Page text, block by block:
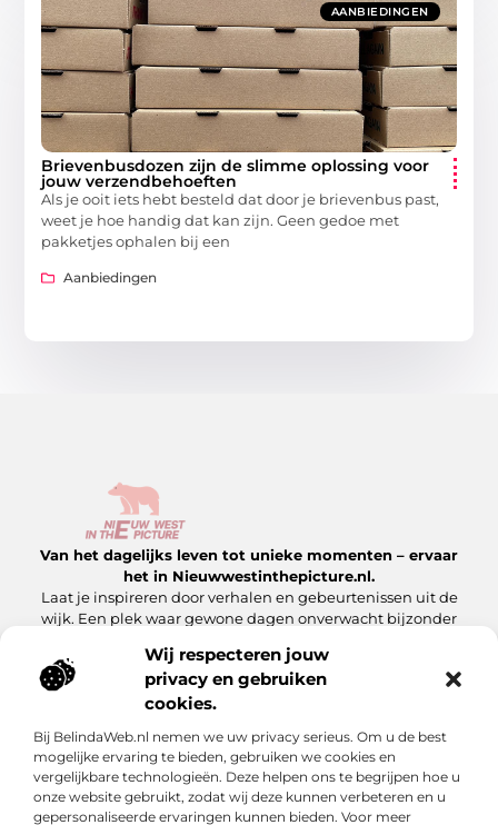
Wij respecteren jouw
privacy en gebruiken
cookies.
Bij BelindaWeb.nl nemen we uw privacy serieus. Om u de best
mogelijke ervaring te bieden, gebruiken we cookies en
vergelijkbare technologieën. Deze helpen ons te begrijpen hoe u
onze website gebruikt, zodat wij deze kunnen verbeteren en u
gepersonaliseerde ervaringen kunnen bieden. Voor meer
AANBIEDINGEN
Brievenbusdozen zijn de slimme oplossing voor
jouw verzendbehoeften
Als je ooit iets hebt besteld dat door je brievenbus past,
weet je hoe handig dat kan zijn. Geen gedoe met
pakketjes ophalen bij een
Aanbiedingen
Van het dagelijks leven tot unieke momenten – ervaar
het in Nieuwwestinthepicture.nl.
Laat je inspireren door verhalen en gebeurtenissen uit de
wijk. Een plek waar gewone dagen onverwacht bijzonder
Onze informatie
Bericht categorie